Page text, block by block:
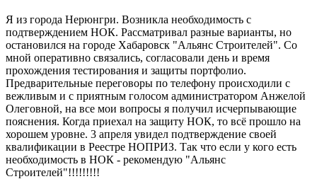
Я из города Нерюнгри. Возникла необходимость с
подтверждением НОК. Рассматривал разные варианты, но
остановился на городе Хабаровск "Альянс Строителей". Со
мной оперативно связались, согласовали день и время
прохождения тестирования и защиты портфолио.
Предварительные переговоры по телефону происходили с
вежливым и с приятным голосом администратором Анжелой
Олеговной, на все мои вопросы я получил исчерпывающие
пояснения. Когда приехал на защиту НОК, то всё прошло на
хорошем уровне. 3 апреля увидел подтверждение своей
квалификации в Реестре НОПРИЗ. Так что если у кого есть
необходимость в НОК - рекомендую "Альянс
Строителей"!!!!!!!!!